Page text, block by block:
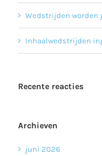
Wedstrijden worden
Inhaalwedstrijden
Recente reacties
Archieven
juni 2026